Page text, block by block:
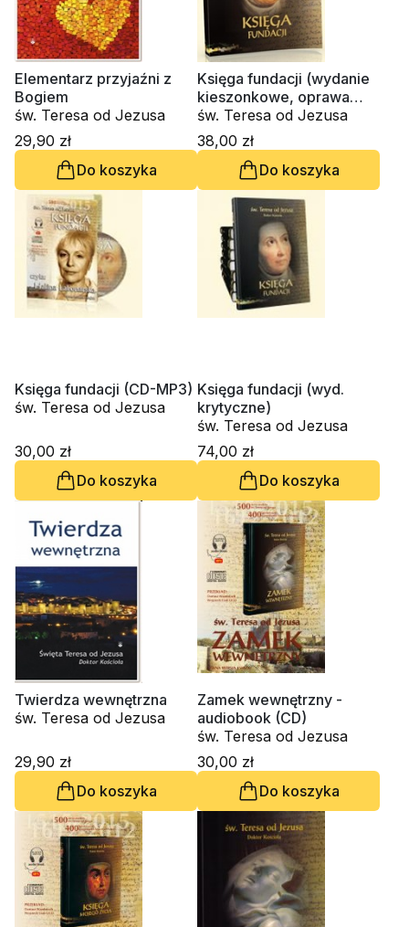
Elementarz przyjaźni z
Bogiem
św. Teresa od Jezusa
29,90 zł
Do koszyka
Księga fundacji (wydanie
kieszonkowe, oprawa
twarda)
św. Teresa od Jezusa
38,00 zł
Do koszyka
Księga fundacji (CD-MP3)
św. Teresa od Jezusa
30,00 zł
Do koszyka
Księga fundacji (wyd.
krytyczne)
św. Teresa od Jezusa
74,00 zł
Do koszyka
Twierdza wewnętrzna
św. Teresa od Jezusa
29,90 zł
Do koszyka
Zamek wewnętrzny -
audiobook (CD)
św. Teresa od Jezusa
30,00 zł
Do koszyka